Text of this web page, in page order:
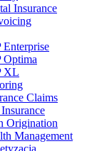
Insurance
Enterprise
Optima
XL
Claims
Origination
Management